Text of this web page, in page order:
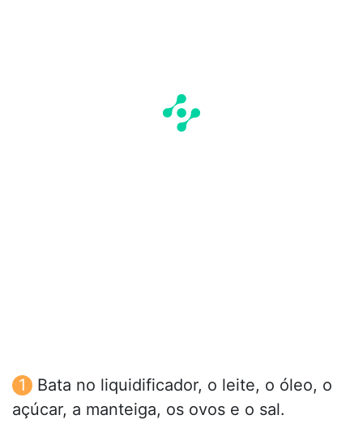
Bata no liquidificador, o leite, o óleo, o
açúcar, a manteiga, os ovos e o sal.